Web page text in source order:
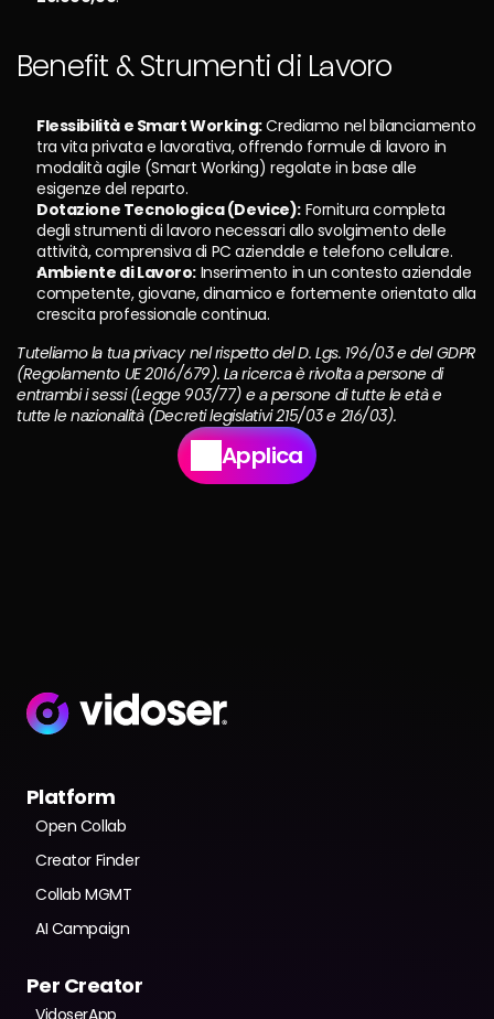
Benefit & Strumenti di Lavoro
Flessibilità e Smart Working: Crediamo nel bilanciamento
tra vita privata e lavorativa, offrendo formule di lavoro in
modalità agile (Smart Working) regolate in base alle
esigenze del reparto.
Dotazione Tecnologica (Device): Fornitura completa
degli strumenti di lavoro necessari allo svolgimento delle
attività, comprensiva di PC aziendale e telefono cellulare.
Ambiente di Lavoro: Inserimento in un contesto aziendale
competente, giovane, dinamico e fortemente orientato alla
crescita professionale continua.
Tuteliamo la tua privacy nel rispetto del D. Lgs. 196/03 e del GDPR
(Regolamento UE 2016/679). La ricerca è rivolta a persone di
entrambi i sessi (Legge 903/77) e a persone di tutte le età e
tutte le nazionalità (Decreti legislativi 215/03 e 216/03).
Applica
Platform
Open Collab
Creator Finder
Collab MGMT
AI Campaign
Per Creator
VidoserApp